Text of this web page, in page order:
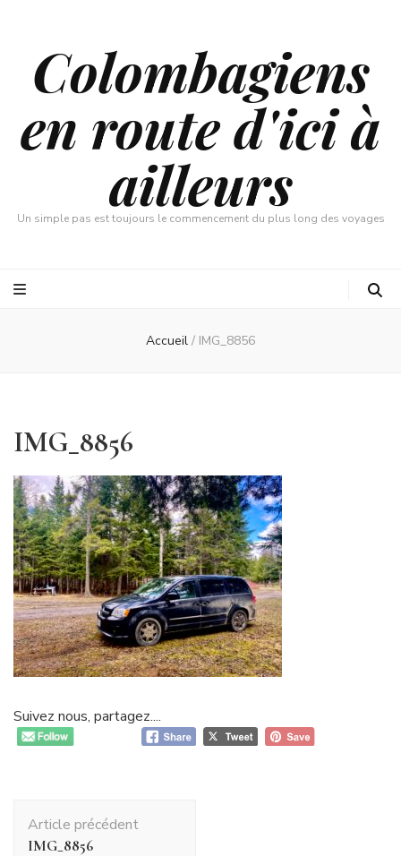
Colombagiens
en route d'ici à
ailleurs
Un simple pas est toujours le commencement du plus long des voyages
Accueil / IMG_8856
IMG_8856
Suivez nous, partagez....
d'article
Article précédent
IMG_8856